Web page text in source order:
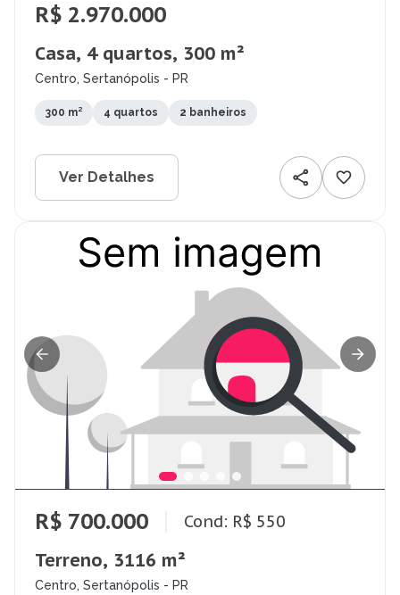
R$ 2.970.000
Casa, 4 quartos, 300 m²
Centro, Sertanópolis - PR
300 m² 4 quartos 2 banheiros
Ver Detalhes
R$ 700.000 Cond: R$ 550
Terreno, 3116 m²
Centro, Sertanópolis - PR